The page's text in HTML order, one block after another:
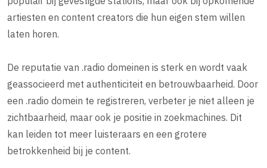
artiesten en content creators die hun eigen stem willen
laten horen.
De reputatie van .radio domeinen is sterk en wordt vaak
geassocieerd met authenticiteit en betrouwbaarheid. Door
een .radio domein te registreren, verbeter je niet alleen je
zichtbaarheid, maar ook je positie in zoekmachines. Dit
kan leiden tot meer luisteraars en een grotere
betrokkenheid bij je content.